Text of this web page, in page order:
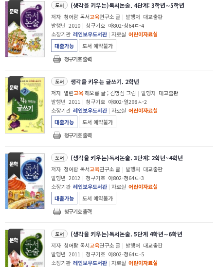
도서 (생각을 키우는)독서논술. 4단계: 3학년∼5학년
저자 청어람 독서교육연구소 글 | 발행처 대교출판
발행년 2010 | 청구기호 아802-청64ㄷ-4
소장기관 레인보우도서관 | 자료실 어린이자료실
대출가능
도서 예약불가
청구기호 출력
도서 생각을 키우는 글쓰기. 2학년
저자 열린교육해오름 글 ; 김명심 그림 | 발행처 대교출판
발행년 2011 | 청구기호 아802-열298ㅅ-2
소장기관 레인보우도서관 | 자료실 어린이자료실
대출가능
도서 예약불가
청구기호 출력
도서 (생각을 키우는)독서논술. 3단계: 2학년~4학년
저자 청어람 독서교육연구소 글 | 발행처 대교출판
발행년 2012 | 청구기호 아802-청64ㄷ-3
소장기관 레인보우도서관 | 자료실 어린이자료실
대출가능
도서 예약불가
청구기호 출력
도서 (생각을 키우는)독서논술. 5단계 4학년∼6학년
저자 청어람 독서교육연구소 글 | 발행처 대교출판
발행년 2011 | 청구기호 아802-청64ㄷ-5
소장기관 레인보우도서관 | 자료실 어린이자료실